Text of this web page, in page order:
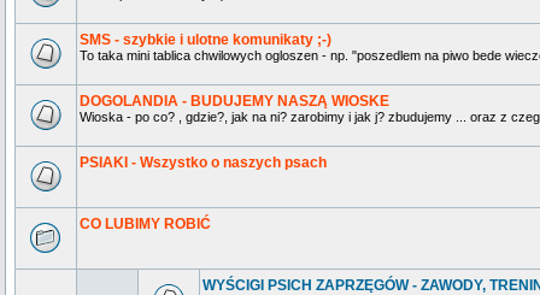
SMS - szybkie i ulotne komunikaty ;-)
To taka mini tablica chwilowych ogloszen - np. "poszedlem na piwo bede
DOGOLANDIA - BUDUJEMY NASZĄ WIOSKE
Wioska - po co? , gdzie?, jak na ni? zarobimy i jak j? zbudujemy ... oraz z
PSIAKI - Wszystko o naszych psach
CO LUBIMY ROBIĆ
WYŚCIGI PSICH ZAPRZĘGÓW - ZAWODY,